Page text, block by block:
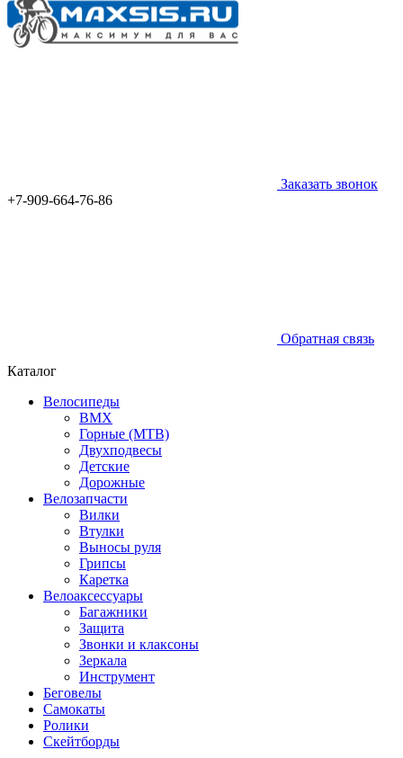
Заказать звонок
+7-909-664-76-86
Обратная связь
Каталог
Велосипеды
BMX
Горные (MTB)
Двухподвесы
Детские
Дорожные
Велозапчасти
Вилки
Втулки
Выносы руля
Грипсы
Каретка
Велоаксессуары
Багажники
Защита
Звонки и клаксоны
Зеркала
Инструмент
Беговелы
Самокаты
Ролики
Скейтборды